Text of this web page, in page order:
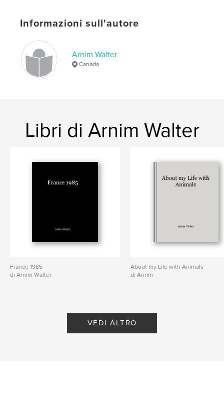
Informazioni sull'autore
Arnim Walter
Canada
Libri di Arnim Walter
France 1985
di Arnim Walter
About my Life with Animals
di Arnim
VEDI ALTRO